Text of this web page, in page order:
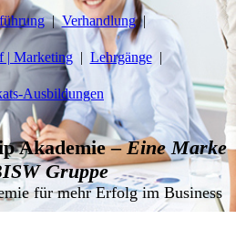
Verhandlung
| Marketing Lehrgänge
Ausbildungen
Akademie – Eine Marke
Gruppe
für mehr Erfolg im Business